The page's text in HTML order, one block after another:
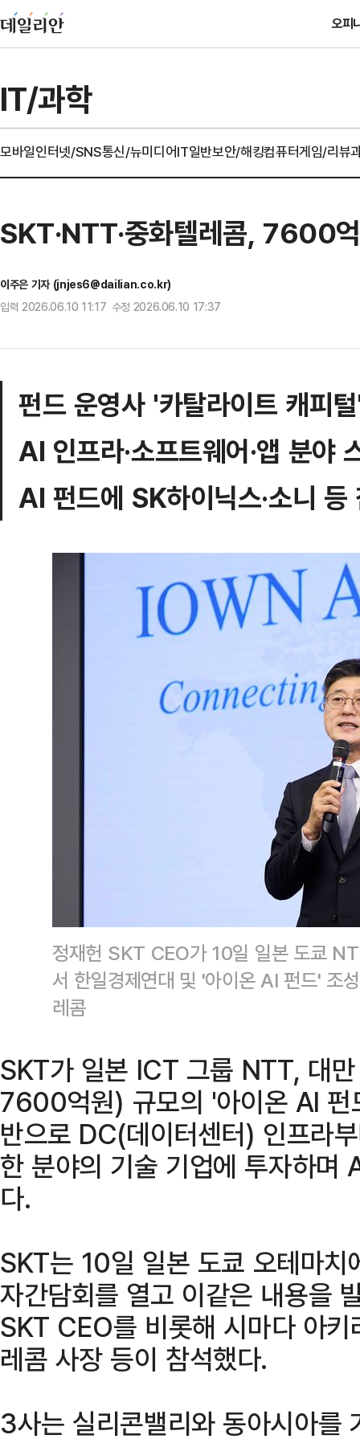
오피
IT/과학
모바일인터넷/SNS통신/뉴미디어IT일반보안/해킹컴퓨터게임/리뷰
SKT·NTT·중화텔레콤, 7600
이주은 기자 (jnjes6@dailian.co.kr)
입력 2026.06.10 11:17 수정 2026.06.10 17:37
펀드 운영사 '카탈라이트 캐피
AI 인프라·소프트웨어·앱 분야
AI 펀드에 SK하이닉스·소니 등
정재헌 SKT CEO가 10일 일본 도쿄
서 한일경제연대 및 '아이온 AI 펀드' 조
레콤
SKT가 일본 ICT 그룹 NTT, 대
7600억원) 규모의 '아이온 AI 펀
반으로 DC(데이터센터) 인프라
한 분야의 기술 기업에 투자하며
다.
SKT는 10일 일본 도쿄 오테마
자간담회를 열고 이같은 내용을
SKT CEO를 비롯해 시마다 아
레콤 사장 등이 참석했다.
3사는 실리콘밸리와 동아시아를